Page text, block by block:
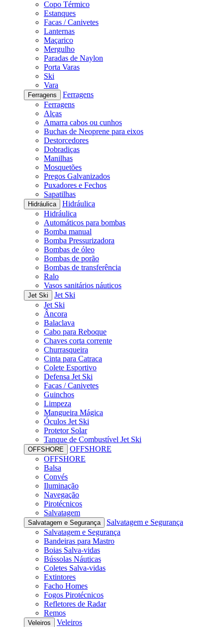
Copo Térmico
Estanques
Facas / Canivetes
Lanternas
Maçarico
Mergulho
Paradas de Naylon
Porta Varas
Ski
Vara
Ferragens
Ferragens
Ferragens
Alças
Amarra cabos ou cunhos
Buchas de Neoprene para eixos
Destorcedores
Dobradiças
Manilhas
Mosquetões
Pregos Galvanizados
Puxadores e Fechos
Sapatilhas
Hidráulica
Hidráulica
Hidráulica
Automáticos para bombas
Bomba manual
Bomba Pressurizadora
Bombas de óleo
Bombas de porão
Bombas de transferência
Ralo
Vasos sanitários náuticos
Jet Ski
Jet Ski
Jet Ski
Âncora
Balaclava
Cabo para Reboque
Chaves corta corrente
Churrasqueira
Cinta para Catraca
Colete Esportivo
Defensa Jet Ski
Facas / Canivetes
Guinchos
Limpeza
Mangueira Mágica
Óculos Jet Ski
Protetor Solar
Tanque de Combustível Jet Ski
OFFSHORE
OFFSHORE
OFFSHORE
Balsa
Convés
Iluminação
Navegação
Pirotécnicos
Salvatagem
Salvatagem e Segurança
Salvatagem e Segurança
Salvatagem e Segurança
Bandeiras para Mastro
Boias Salva-vidas
Bússolas Náuticas
Coletes Salva-vidas
Extintores
Facho Homes
Fogos Pirotécnicos
Refletores de Radar
Remos
Veleiros
Veleiros